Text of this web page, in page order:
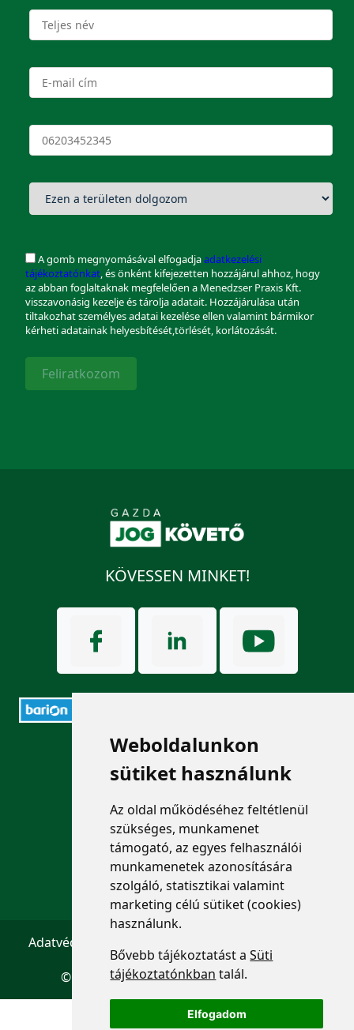
Weboldalunkon
sütiket használunk
Az oldal működéséhez feltétlenül
szükséges, munkamenet
támogató, az egyes felhasználói
munkamenetek azonosítására
szolgáló, statisztikai valamint
marketing célú sütiket (cookies)
használunk.
Bővebb tájékoztatást aSüti
tájékoztatónkban talál.
Elfogadom
A gomb megnyomásával elfogadjaadatkezelési
tájékoztatónkat, és önként kifejezetten hozzájárul ahhoz, hogy
az abban foglaltaknak megfelelően a Menedzser Praxis Kft.
visszavonásig kezelje és tárolja adatait. Hozzájárulása után
tiltakozhat személyes adatai kezelése ellen valamint bármikor
kérheti adatainak helyesbítését,törlését, korlátozását.
Feliratkozom
KÖVESSEN MINKET!
ELÉRHETŐSÉGEK
info@mprx.hu
Adatvédelem
© 2026 Copyright:Menedzserpraxis.hu